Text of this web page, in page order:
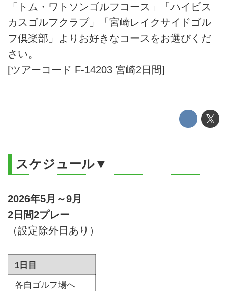
「トム・ワトソンゴルフコース」「ハイビス
カスゴルフクラブ」「宮崎レイクサイドゴル
フ倶楽部」よりお好きなコースをお選びくだ
さい。
[ツアーコード F-14203 宮崎2日間]
スケジュール▼
2026年5月～9月
2日間2プレー
（設定除外日あり）
1日目
各自ゴルフ場へ